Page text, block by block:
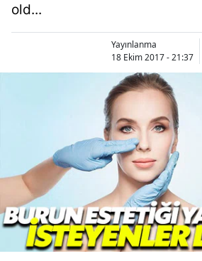
old...
Yayınlanma
18 Ekim 2017 - 21:37